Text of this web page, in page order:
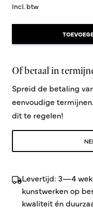
Incl. btw
Of betaal in
Spreid de betaling
eenvoudige
dit te regelen!
Levertijd: 3—4
kunstwerken op
kwaliteit én